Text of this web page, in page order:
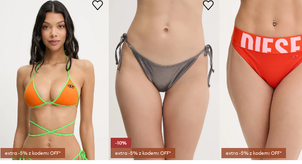
extra -5% z kodem: OFF*
-10%
extra -5% z kodem: OFF*
extra -5% z kodem: OFF*